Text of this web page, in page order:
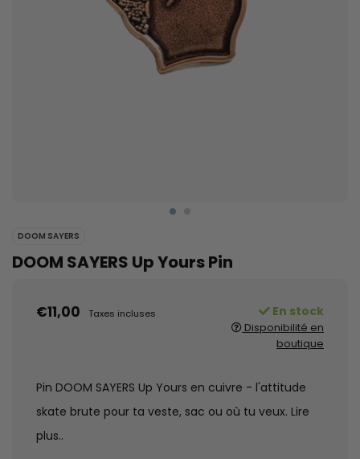
DOOM SAYERS
DOOM SAYERS Up Yours Pin
€11,00 Taxes incluses En stock
Disponibilité en
boutique
Pin DOOM SAYERS Up Yours en cuivre - l'attitude
skate brute pour ta veste, sac ou où tu veux. Lire
plus..